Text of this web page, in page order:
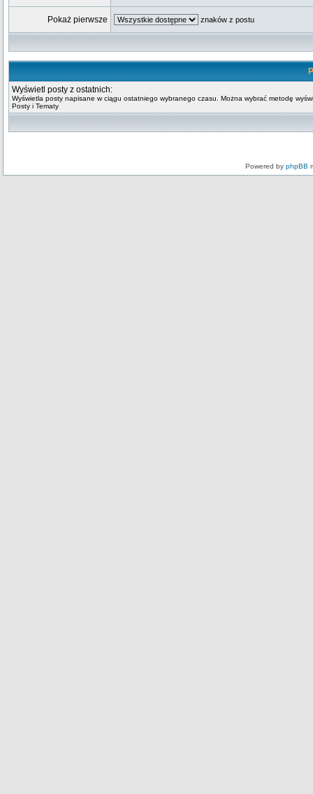
Pokaż pierwsze znaków z postu
Wyświetl posty z ostatnich:
Wyświetla posty napisane w ciągu ostatniego wybranego czasu. Można wybrać metodę
Posty i Tematy
Powered by phpBB